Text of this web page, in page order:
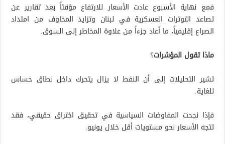
فمع نهاية الأسبوع عادت الأسعار للارتفاع مؤقتاً بعد تقارير عن
تصاعد التوترات العسكرية في لبنان وتزايد المخاوف من امتداد
الصراع إقليمياً، ما أعاد جزءاً من علاوة المخاطر إلى السوق.
ماذا تقول المؤشرات؟
تشير التحليلات إلى أن النفط لا يزال يتحرك داخل نطاق حساس
للغاية.
فإذا نجحت المفاوضات السياسية في تحقيق اختراق حقيقي، فقد
تتجه الأسعار نحو مستويات أقل خلال يونيو.